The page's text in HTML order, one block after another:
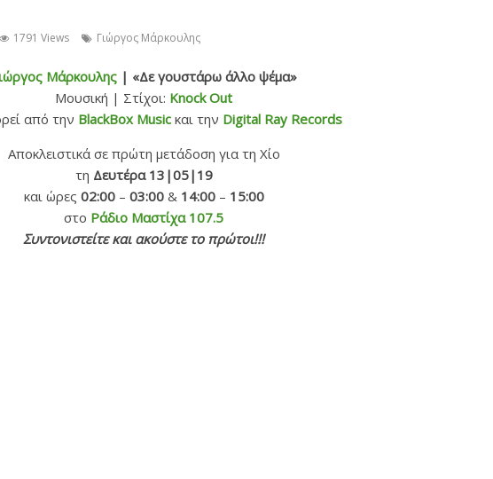
1791 Views Γιώργος Μάρκουλης
Μάρκουλης | «Δε γουστάρω άλλο ψέμα»
Μουσική | Στίχοι: Knock Out
από την BlackBox Musicκαι την Digital Ray Records
Αποκλειστικά σε πρώτη μετάδοση για τη Χίο
τη Δευτέρα 13|05|19
και ώρες 02:00 – 03:00& 14:00 – 15:00
στο Ράδιο Μαστίχα 107.5
Συντονιστείτε και ακούστε το πρώτοι!!!